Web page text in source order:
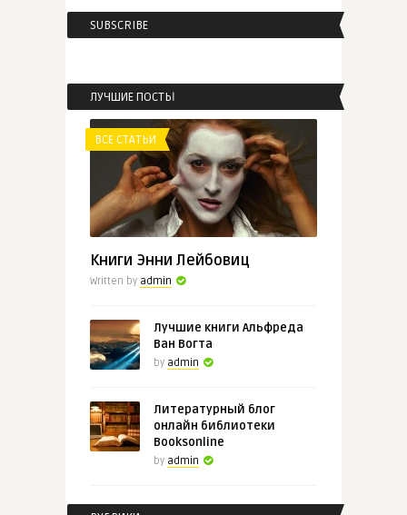
admin
4 рассказа Стивена Кинга, котор
ВСЕ СТАТЬИ
Целительная проза Фэнни Флэгг,
SUBSCRIBE
ЛУЧШИЕ ПОСТЫ
ВСЕ СТАТЬИ
Книги Энни Лейбовиц
Written by admin
Лучшие книги Альфреда
Ван Вогта
by admin
Литературный блог
онлайн библиотеки
Booksonline
by admin